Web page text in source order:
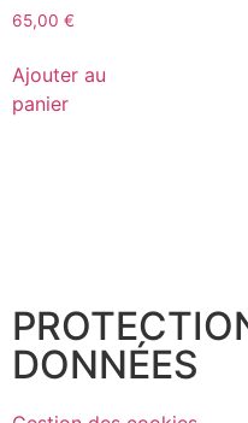
65,00 €
Ajouter au
panier
DONNÉES